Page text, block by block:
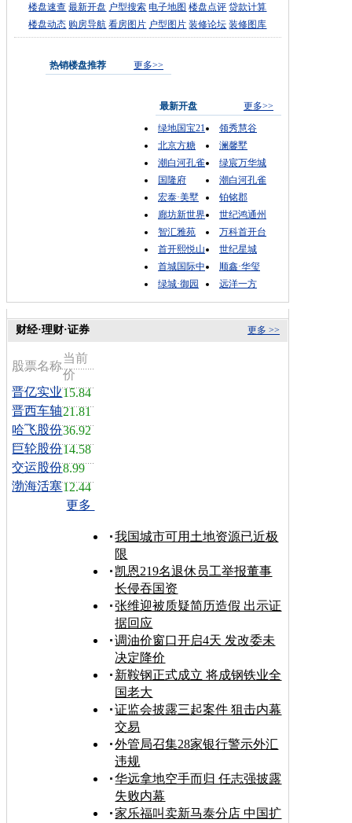
楼盘速查 最新开盘 户型搜索 电子地图 楼盘点评 贷款计算
楼盘动态 购房导航 看房图片 户型图片 装修论坛 装修图库
热销楼盘推荐 更多>>
最新开盘
更多>>
绿地国宝21
领秀慧谷
北京方糖
澜馨墅
潮白河孔雀
绿宸万华城
国隆府
潮白河孔雀
宏泰·美墅
铂铭郡
廊坊新世界
世纪鸿通州
智汇雅苑
万科首开台
首开熙悦山
世纪星城
首城国际中
顺鑫·华玺
绿城·御园
远洋一方
更多 >>
财经·理财·证券
股票名称
当前
价
晋亿实业15.84
晋西车轴21.81
哈飞股份36.92
巨轮股份14.58
交运股份8.99
渤海活塞12.44
更多
我国城市可用土地资源已近极
限
凯恩219名退休员工举报董事
长侵吞国资
张维迎被质疑简历造假 出示证
据回应
调油价窗口开启4天 发改委未
决定降价
新鞍钢正式成立 将成钢铁业全
国老大
证监会披露三起案件 狙击内幕
交易
外管局召集28家银行警示外汇
违规
华远拿地空手而归 任志强披露
失败内幕
家乐福叫卖新马泰分店 中国扩